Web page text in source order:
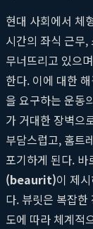
현대 사회에서 체
시간의 좌식 근무,
무너뜨리고 있으
한다. 이에 대한
을 요구하는 운동
가 거대한 장벽으
부담스럽고, 홈트
포기하게 된다. 바
(beaurit)이 제
다. 뷰릿은 복잡한
도에 따라 체계적